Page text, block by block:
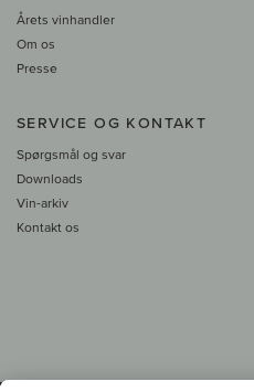
Årets vinhandler
Om os
Presse
SERVICE OG KONTAKT
Spørgsmål og svar
Downloads
Vin-arkiv
Kontakt os